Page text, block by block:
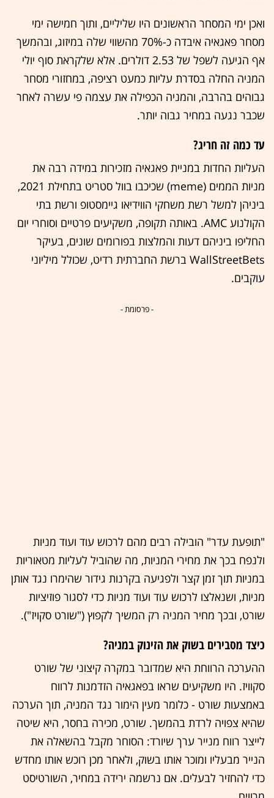
ואכן ימי המסחר הראשונים היו שליליים, ותוך חמישה ימי
מסחר פאגאיה איבדה כ-70% מהשווי שלה במיזוג, ובהמשך
אף הגיעה לשפל של 2.53 דולרים. אלא שלקראת סוף יולי
המניה החלה בסדרת עליות כמעט רציפה, במחזורי מסחר
גבוהים בהרבה, והמניה הכפילה את עצמה פי עשרה לאחר
שכבר נגעה במחיר גבוה יותר.
עד כמה זה חריג?
העליות החדות במניית פאגאיה מזכירות במידה רבה את
מניות הממים (meme) שכיכבו בוול סטריט בתחילת 2021,
ביניהן למשל רשת משחקי הווידיאו גיימסטופ ורשת בתי
הקולנוע AMC. באותה תקופה, משקיעים פרטיים וסוחרי יום
החליפו ביניהם דעות והמלצות בפורומים שונים, בעיקר
WallStreetBets ברשת החברתית רדיט, שכולל מיליוני
עוקבים.
- פרסומת -
"תופעת עדר" הובילה רבים מהם לרכוש עוד ועוד מניות
ולנפח בכך את מחירי המניות, מה שהוביל לעליות מטאוריות
במניות תוך זמן קצר ולפגיעה בקרנות גידור שהימרו נגד אותן
מניות, ושנאלצו לרכוש עוד ועוד מניות כדי לסגור פוזיציות
שורט, ובכך מחיר המניה רק המשיך לקפוץ ("שורט סקויז").
כיצד מסבירים בשוק את הזינוק במניה?
ההערכה הרווחת היא שמדובר במקרה קיצוני של שורט
סקוויז. היו משקיעים שראו בפאגאיה הזדמנות לרווח
באמצעות שורט - כלומר מעין הימור נגד המניה, תוך הערכה
שהיא צפויה לרדת בהמשך. שורט, מכירה בחסר, היא שיטה
לייצר רווח מנייר ערך שיורד: הסוחר מקבל בהשאלה את
הנייר מבעליו ומוכר אותו בשוק, ולאחר מכן רוכש אותו מחדש
כדי להחזיר לבעלים. אם נרשמה ירידה במחיר, השורטיסט